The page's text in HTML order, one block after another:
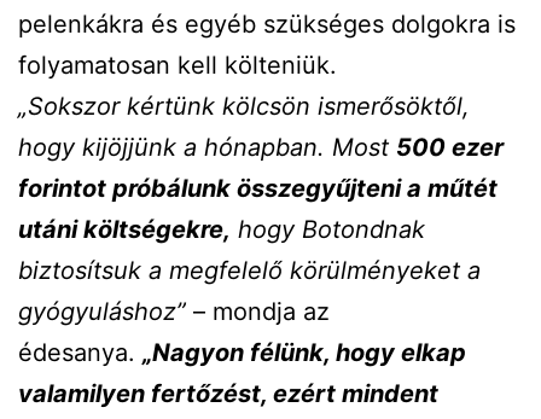
pelenkákra és egyéb szükséges dolgokra is
folyamatosan kell költeniük.
„Sokszor kértünk kölcsön ismerősöktől,
hogy kijöjjünk a hónapban. Most 500 ezer
forintot próbálunk összegyűjteni a műtét
utáni költségekre, hogy Botondnak
biztosítsuk a megfelelő körülményeket a
gyógyuláshoz” – mondja az
édesanya. „Nagyon félünk, hogy elkap
valamilyen fertőzést, ezért mindent